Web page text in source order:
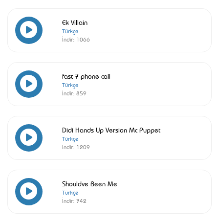
Ek Villain
Türkçe
İndir: 1066
fast 7 phone call
Türkçe
İndir: 859
Didi Hands Up Version Mc Puppet
Türkçe
İndir: 1209
Shouldve Been Me
Türkçe
İndir: 742